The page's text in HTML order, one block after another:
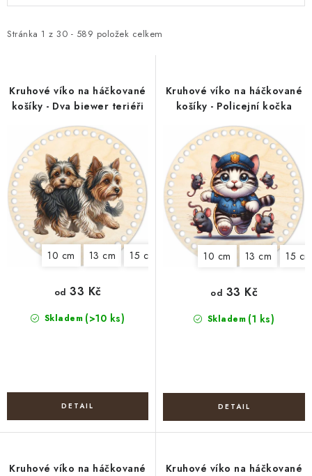
i
r
o
k
t
ů
Stránka 1 z 30 - 589 položek celkem
e
p
r
d
u
k
t
ů
Kruhové víko na háčkované
košíky - Dva biewer teriéři
10 cm 13 cm 15 cm 18 cm 20 cm 22 cm 25
Skladem (>10 ks)
od 33 Kč
Kruhové víko na háčkované
košíky - Policejní kočka
10 cm 13 cm 15 cm
Skladem (1 ks)
od 33 Kč
Kruhové víko na háčkované
Kruhové víko na háčkované